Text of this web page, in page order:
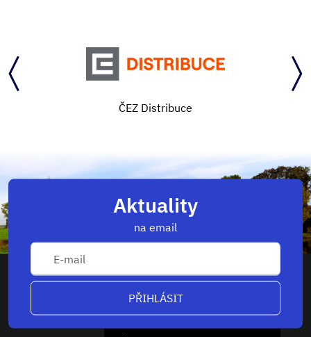
ČEZ Distribuce
Aktuality
na email
PŘIHLÁSIT